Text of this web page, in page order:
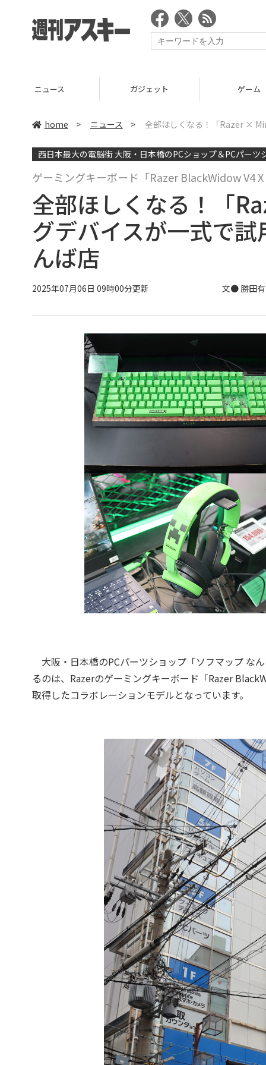
ニュース ガジェット ゲーム
home > ニュース > 全部ほしくなる！「Razer ×
西日本最大の電脳街 大阪・日本橋のPCショップ＆PCパーツ
ゲーミングキーボード「Razer BlackWidow V4
全部ほしくなる！「
グデバイスが一式で
んば店
2025年07月06日 09時00分更新 文● 勝田
大阪・日本橋のPCパーツショップ「ソフマップ な
るのは、Razerのゲーミングキーボード「Razer
取得したコラボレーションモデルとなっています。